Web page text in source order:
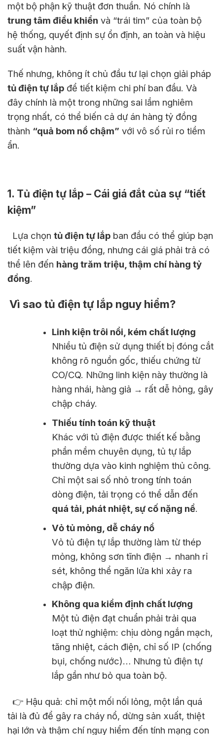
một bộ phận kỹ thuật đơn thuần. Nó chính là
trung tâm điều khiển và “trái tim” của toàn bộ
hệ thống, quyết định sự ổn định, an toàn và hiệu
suất vận hành.
Thế nhưng, không ít chủ đầu tư lại chọn giải pháp
tủ điện tự lắp để tiết kiệm chi phí ban đầu. Và
đây chính là một trong những sai lầm nghiêm
trọng nhất, có thể biến cả dự án hàng tỷ đồng
thành “quả bom nổ chậm” với vô số rủi ro tiềm
ẩn.
1. Tủ điện tự lắp – Cái giá đắt của sự “tiết
kiệm”
Lựa chọn tủ điện tự lắp ban đầu có thể giúp bạn
tiết kiệm vài triệu đồng, nhưng cái giá phải trả có
thể lên đến hàng trăm triệu, thậm chí hàng tỷ
đồng.
Vì sao tủ điện tự lắp nguy hiểm?
Linh kiện trôi nổi, kém chất lượng
Nhiều tủ điện sử dụng thiết bị đóng cắt
không rõ nguồn gốc, thiếu chứng từ
CO/CQ. Những linh kiện này thường là
hàng nhái, hàng giả → rất dễ hỏng, gây
chập cháy.
Thiếu tính toán kỹ thuật
Khác với tủ điện được thiết kế bằng
phần mềm chuyên dụng, tủ tự lắp
thường dựa vào kinh nghiệm thủ công.
Chỉ một sai số nhỏ trong tính toán
dòng điện, tải trọng có thể dẫn đến
quá tải, phát nhiệt, sự cố nặng nề.
Vỏ tủ mỏng, dễ cháy nổ
Vỏ tủ điện tự lắp thường làm từ thép
mỏng, không sơn tĩnh điện → nhanh rỉ
sét, không thể ngăn lửa khi xảy ra
chập điện.
Không qua kiểm định chất lượng
Một tủ điện đạt chuẩn phải trải qua
loạt thử nghiệm: chịu dòng ngắn mạch,
tăng nhiệt, cách điện, chỉ số IP (chống
bụi, chống nước)… Nhưng tủ điện tự
lắp gần như bỏ qua toàn bộ.
👉 Hậu quả: chỉ một mối nối lỏng, một lần quá
tải là đủ để gây ra cháy nổ, dừng sản xuất, thiệt
hại lớn và thậm chí nguy hiểm đến tính mạng con